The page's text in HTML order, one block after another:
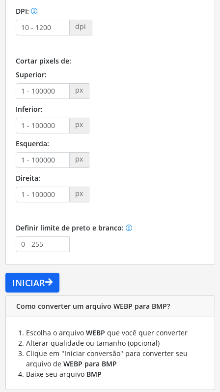
DPI:
dpi
Cortar pixels de:
Superior:
px
Inferior:
px
Esquerda:
px
Direita:
px
Definir limite de preto e branco:
INICIAR
Como converter um arquivo WEBP para BMP?
Escolha o arquivo WEBP que você quer converter
Alterar qualidade ou tamanho (opcional)
Clique em "Iniciar conversão" para converter seu
arquivo de WEBP para BMP
Baixe seu arquivo BMP